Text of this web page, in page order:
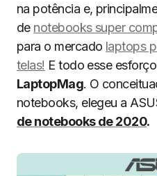
na potência e,
de notebooks super
para o mercado laptops
telas! E todo esse
LaptopMag. O
notebooks, elegeu a
de notebooks de 2020.